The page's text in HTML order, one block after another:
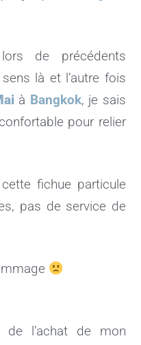
de précédents
là et l’autre fois
à Bangkok, je sais
pour relier
fichue particule
pas de service de
de l’achat de mon